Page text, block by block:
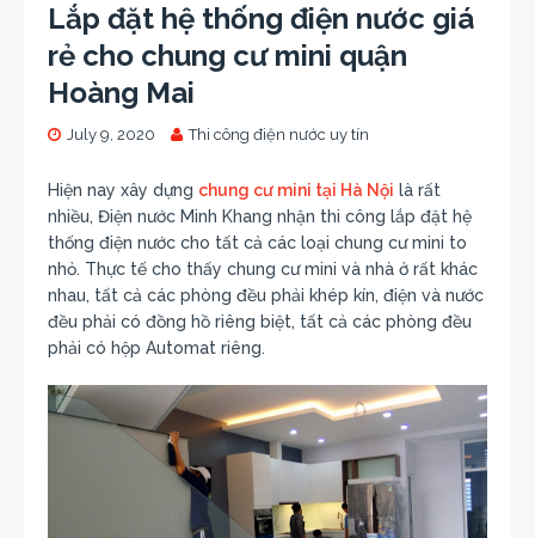
Lắp đặt hệ thống điện nước giá
rẻ cho chung cư mini quận
Hoàng Mai
July 9, 2020 Thi công điện nước uy tín
Hiện nay xây dựng chung cư mini tại Hà Nội là rất
nhiều, Điện nước Minh Khang nhận thi công lắp đặt hệ
thống điện nước cho tất cả các loại chung cư mini to
nhỏ. Thực tế cho thấy chung cư mini và nhà ở rất khác
nhau, tất cả các phòng đều phải khép kín, điện và nước
đều phải có đồng hồ riêng biệt, tất cả các phòng đều
phải có hộp Automat riêng.